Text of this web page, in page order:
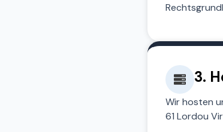
3.
Wir hosten
61 Lordou